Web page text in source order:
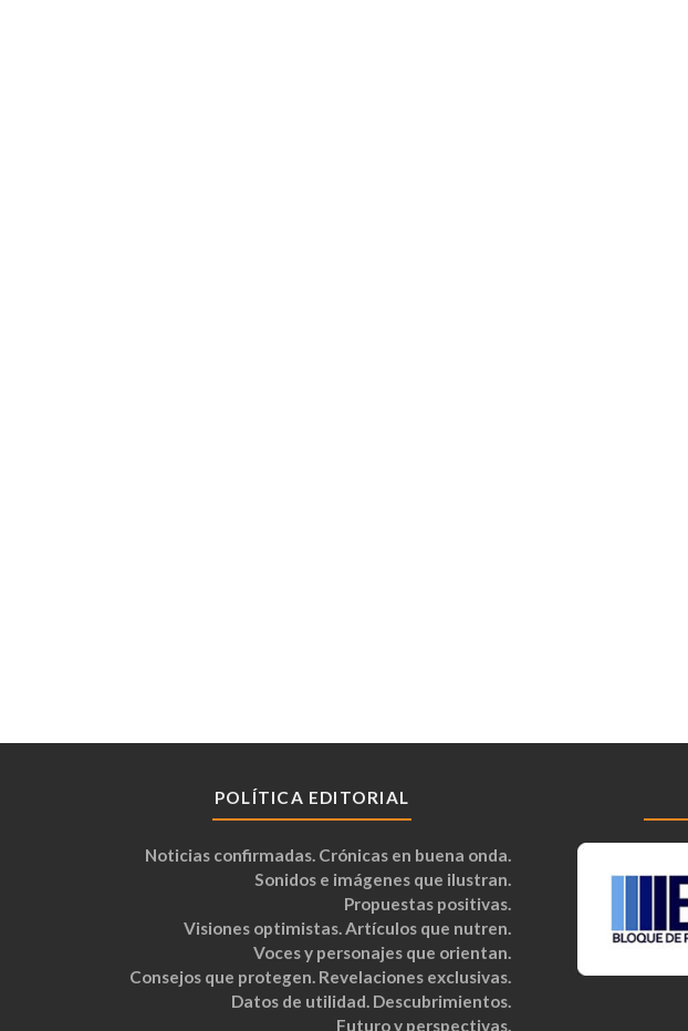
POLÍTICA EDITORIAL
Noticias confirmadas. Crónicas en buena onda.
Sonidos e imágenes que ilustran.
Propuestas positivas.
Visiones optimistas. Artículos que nutren.
Voces y personajes que orientan.
Consejos que protegen. Revelaciones exclusivas.
Datos de utilidad. Descubrimientos.
Futuro y perspectivas.